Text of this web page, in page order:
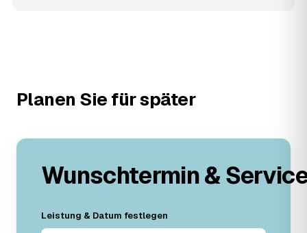
Planen Sie für später
Wunschtermin &
Leistung & Datum festlegen